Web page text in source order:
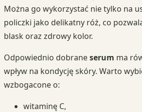
Można go wykorzystać nie tylko na
policzki jako delikatny róż, co
blask oraz zdrowy kolor.
Odpowiednio dobraneserum ma
wpływ na kondycję skóry. Warto
wzbogacone o:
witaminę C,